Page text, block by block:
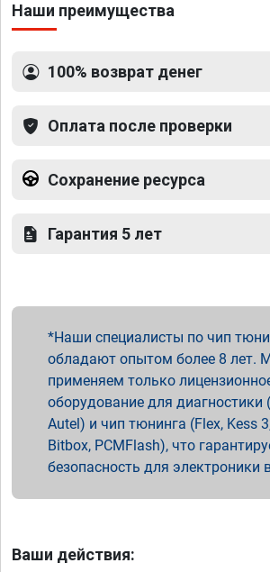
Наши преимущества
100% возврат денег
Оплата после проверки
Сохранение ресурса
Гарантия 5 лет
Наши специалисты по чип
обладают опытом более 8 лет.
применяем только
оборудование для диагностики
Autel) и чип тюнинга (Flex, Kess
Bitbox, PCMFlash), что
безопасность для электроники
Ваши действия: